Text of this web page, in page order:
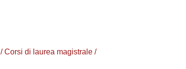
Corsi di laurea magistrale /